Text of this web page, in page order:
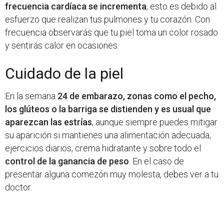
frecuencia cardíaca se incrementa, esto es debido al
esfuerzo que realizan tus pulmones y tu corazón. Con
frecuencia observarás que tu piel toma un color rosado
y sentirás calor en ocasiones.
Cuidado de la piel
En la semana 24 de embarazo, zonas como el pecho,
los glúteos o la barriga se distienden y es usual que
aparezcan las estrías, aunque siempre puedes mitigar
su aparición si mantienes una alimentación adecuada,
ejercicios diarios, crema hidratante y sobre todo el
control de la ganancia de peso . En el caso de
presentar alguna comezón muy molesta, debes ver a tu
doctor.